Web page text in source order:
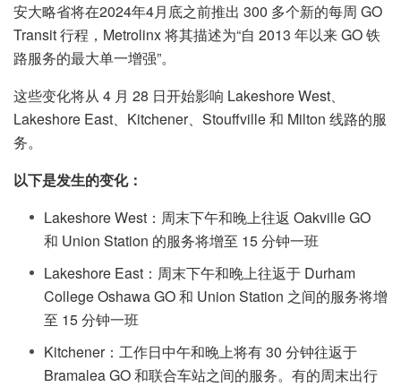
安大略省将在2024年4月底之前推出 300 多个新的每周 GO
Transit 行程，Metrolinx 将其描述为“自 2013 年以来 GO 铁
路服务的最大单一增强”。
这些变化将从 4 月 28 日开始影响 Lakeshore West、
Lakeshore East、Kitchener、Stouffville 和 Milton 线路的服
务。
以下是发生的变化：
Lakeshore West：周末下午和晚上往返 Oakville GO
和 Union Station 的服务将增至 15 分钟一班
Lakeshore East：周末下午和晚上往返于 Durham
College Oshawa GO 和 Union Station 之间的服务将增
至 15 分钟一班
Kitchener：工作日中午和晚上将有 30 分钟往返于
Bramalea GO 和联合车站之间的服务。有的周末出行